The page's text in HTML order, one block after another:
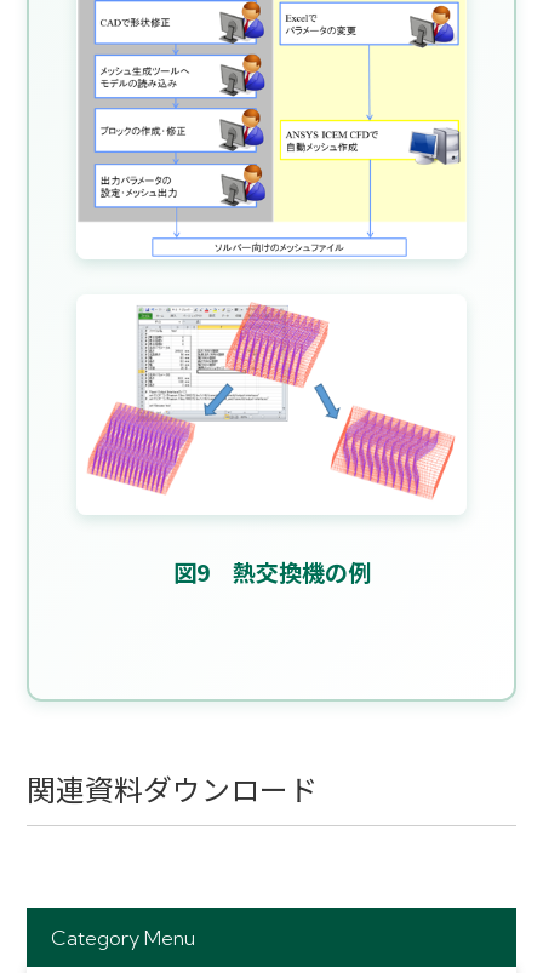
図9 熱交換機の例
関連資料ダウンロード
Category Menu